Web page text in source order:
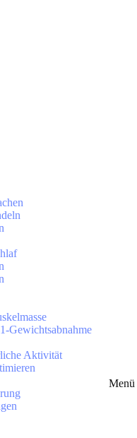
Menü
Gewichtsabnahme
Aktivität